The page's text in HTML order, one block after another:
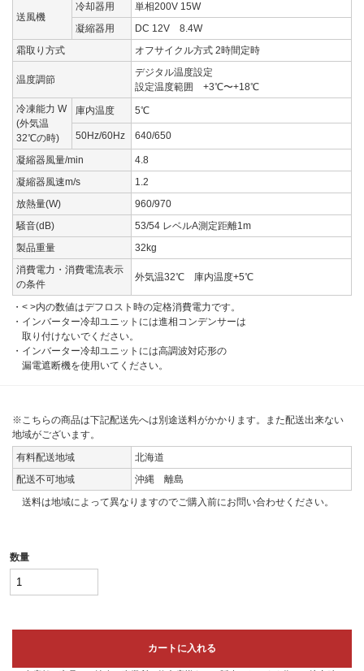
送風機
冷却器用
単相200V 15W
凝縮器用
DC 12V 8.4W
霜取り方式
オフサイクル方式 2時間定時
温度調節
デジタル温度設定
設定温度範囲 +3℃〜+18℃
冷凍能力 W
(外気温
32℃の時)
庫内温度 5℃
50Hz/60Hz 640/650
凝縮器風量/min
4.8
凝縮器風速m/s
1.2
放熱量(W)
960/970
騒音(dB)
53/54 レベルA測定距離1m
製品重量
32kg
消費電力・消費電流表示
の条件
外気温32℃ 庫内温度+5℃
・< >内の数値はデフロスト時の定格消費電力です。
・インバーター冷却ユニットには進相コンデンサーは
取り付けないでください。
・インバーター冷却ユニットには高調波対応形の
漏電遮断機を使用いてください。
※こちらの商品は下記配送先へは別途送料がかかります。また配送出来ない
地域がございます。
有料配送地域
北海道
配送不可地域
沖縄 離島
送料は地域によって異なりますのでご購入前にお問い合わせください。
数量
カートに入れる